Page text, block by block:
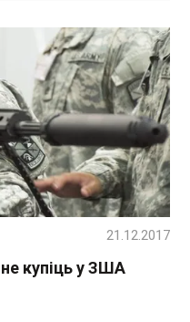
купіць у ЗША
21.12.2017